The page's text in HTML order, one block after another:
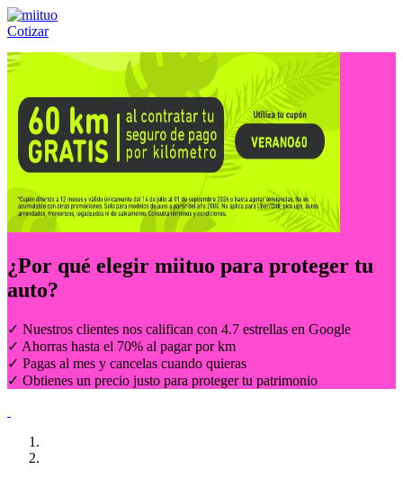
Cotizar
Llámanos al:(55) 84-21-05-00 ó
¿Por qué elegir miituo para proteger tu
auto?
✓ Nuestros clientes nos califican con 4.7 estrellas en Google
✓ Ahorras hasta el 70% al pagar por km
✓ Pagas al mes y cancelas cuando quieras
✓ Obtienes un precio justo para proteger tu patrimonio